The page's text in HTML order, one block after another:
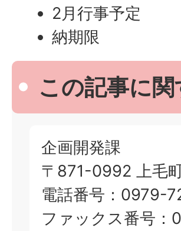
2月行事予定
納期限
この記事に
企画開発課
〒871-0992 上毛
電話番号：0979-
ファックス番号